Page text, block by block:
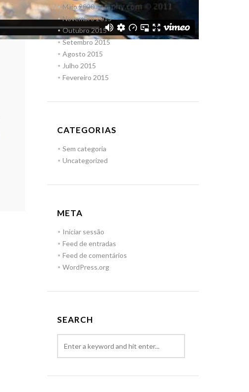
Maio 2020
Novembro 2015
Outubro 2015
Setembro 2015
Agosto 2015
Julho 2015
Fevereiro 2015
CATEGORIAS
Sem categoria
Uncategorized
META
Iniciar sessão
Feed de entradas
Feed de comentários
WordPress.org
SEARCH